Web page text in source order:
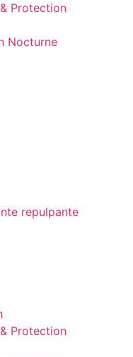
Protection
Nocturne
repulpante
Protection